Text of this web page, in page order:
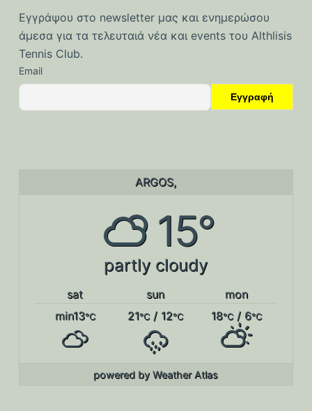
Εγγράψου στο newsletter μας και ενημερώσου
άμεσα για τα τελευταιά νέα και events του Althlisis
Tennis Club.
Email
ARGOS,
15°
partly cloudy
sat sun
mon
min13°C 21°C/ 12°C 18°C/ 6°C
powered byWeather Atlas